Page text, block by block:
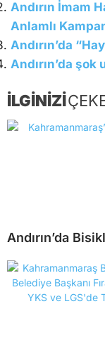
Andırın İmam
Anlamlı
Andırın’da
Andırın’da
İLGİNİZİ
Andırın’da